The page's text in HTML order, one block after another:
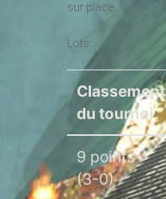
sur place.
Lots :
Classement
du tournoi
9 points
(3-0)